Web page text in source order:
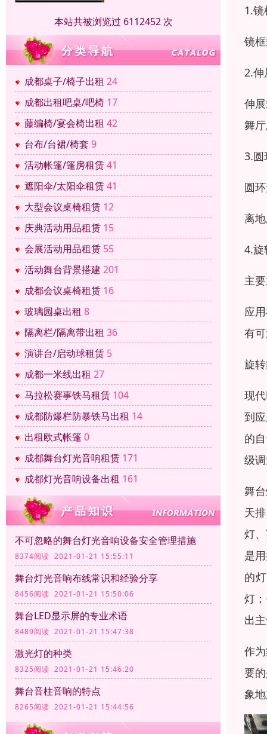
本站共被浏览过 6112452 次
成都桌子/椅子出租 24
成都出租吧桌/吧椅 17
藤编椅/宴会椅出租 42
台布/台裙/椅套 9
活动帐篷/篷房租赁41
遮阳伞/太阳伞租赁41
大型会议桌椅租赁 12
庆典活动用品租赁 15
会展活动用品租赁 55
活动舞台背景搭建 201
成都会议桌椅租赁 16
玻璃园桌出租 8
隔离栏/隔离带出租 36
演讲台/启动球租赁 5
成都一米线出租 27
马拉松赛事铁马租赁 104
成都防爆栏防暴铁马出租 14
出租欧式帐篷 0
成都舞台灯光音响租赁 171
成都灯光音响设备出租 161
不可忽略的舞台灯光音响设备安全管理措施
8374阅读 2021-01-21 15:55:11
舞台灯光音响布线常识和经验分享
8456阅读 2021-01-21 15:50:06
舞台LED显示屏的专业术语
8489阅读 2021-01-21 15:47:38
激光灯的种类
8325阅读 2021-01-21 15:46:20
舞台音柱音响的特点
8265阅读 2021-01-21 15:44:56
1.
镜
2.伸
伸
舞
3.圆
圆
离
4.旋
主
应
有
旋
现
到
的
级
舞
天
灯
是
的
灯
出
作
要
象